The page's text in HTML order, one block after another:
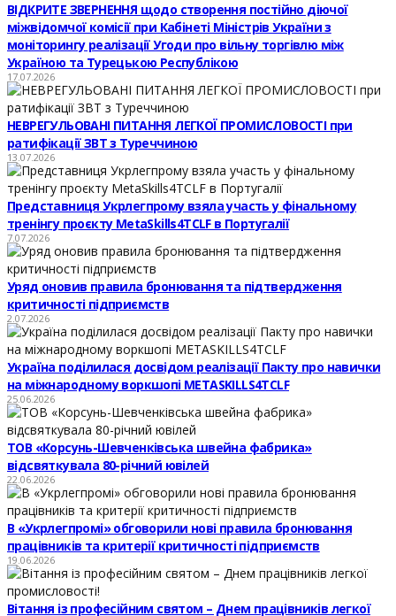
ВІДКРИТЕ ЗВЕРНЕННЯ щодо створення постійно діючої
міжвідомчої комісії при Кабінеті Міністрів України з
моніторингу реалізації Угоди про вільну торгівлю між
Україною та Турецькою Республікою
17.07.2026
НЕВРЕГУЛЬОВАНІ ПИТАННЯ ЛЕГКОЇ ПРОМИСЛОВОСТІ при
ратифікації ЗВТ з Туреччиною
13.07.2026
Представниця Укрлегпрому взяла участь у фінальному
тренінгу проєкту MetaSkills4TCLF в Португалії
7.07.2026
Уряд оновив правила бронювання та підтвердження
критичності підприємств
2.07.2026
Україна поділилася досвідом реалізації Пакту про навички
на міжнародному воркшопі METASKILLS4TCLF
25.06.2026
ТОВ «Корсунь-Шевченківська швейна фабрика»
відсвяткувала 80-річний ювілей
22.06.2026
В «Укрлегпромі» обговорили нові правила бронювання
працівників та критерії критичності підприємств
19.06.2026
Вітання із професійним святом – Днем працівників легкої